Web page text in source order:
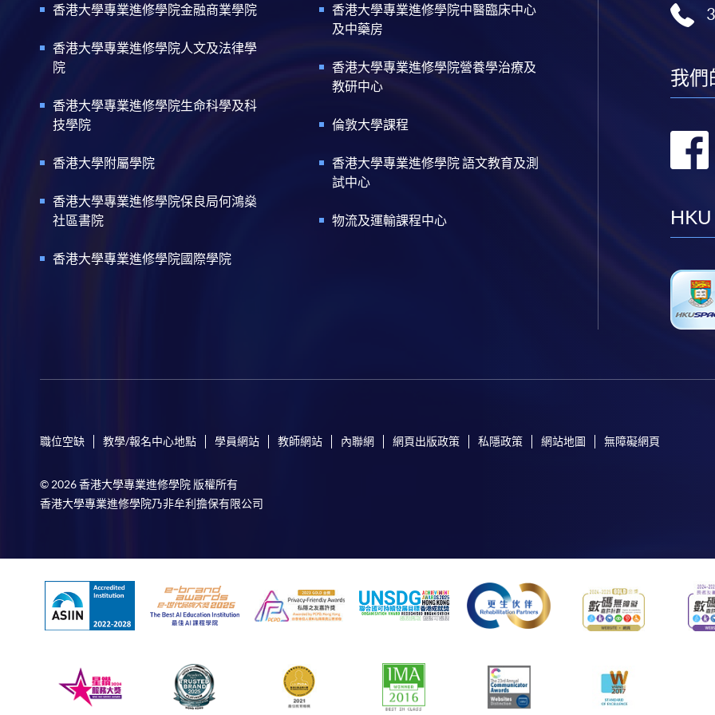
香港大學專業進修學院金融商業學院
香港大學專業進修學院人文及法律學
院
香港大學專業進修學院生命科學及科
技學院
香港大學附屬學院
香港大學專業進修學院保良局何鴻燊
社區書院
香港大學專業進修學院國際學院
香港大學專業進修學院中醫臨床中心
及中藥房
香港大學專業進修學院營養學治療及
教研中心
倫敦大學課程
香港大學專業進修學院 語文教育及測
試中心
物流及運輸課程中心
我們
HKU
職位空缺 教學/報名中心地點 學員網站 教師網站 內聯網 網頁出版政策 私隱政策 網站地圖 無障礙網頁
© 2026 香港大學專業進修學院 版權所有
香港大學專業進修學院乃非牟利擔保有限公司